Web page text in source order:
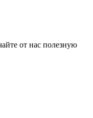
от нас полезную